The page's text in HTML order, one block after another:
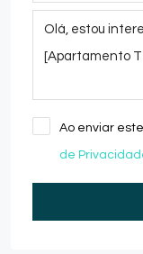
Ao enviar
de